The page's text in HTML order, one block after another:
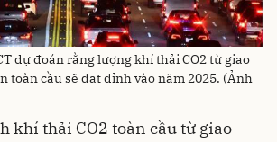
dự đoán rằng lượng khí thải CO2 từ giao
toàn cầu sẽ đạt đỉnh vào năm 2025. (Ảnh
khí thải CO2 toàn cầu từ giao